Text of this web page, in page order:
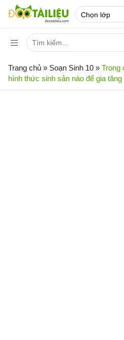
Trang chủ » Soạn Sinh 10 » Trong
hình thức sinh sản nào để gia tăng